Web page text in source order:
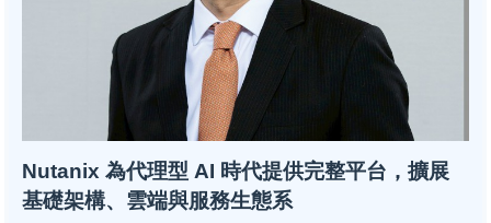
Nutanix 為代理型 AI 時代提供完整平台，擴展
基礎架構、雲端與服務生態系